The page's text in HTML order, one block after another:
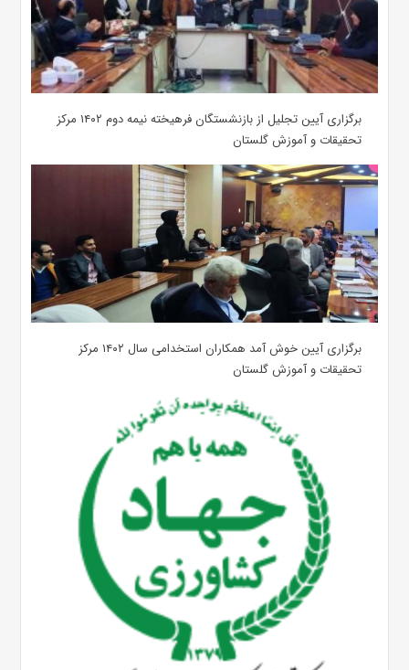
برگزاری آیین تجلیل از بازنشستگان فرهیخته نیمه دوم ۱۴۰۲ مرکز
تحقیقات و آموزش گلستان
برگزاری آیین خوش آمد همکاران استخدامی سال ۱۴۰۲ مرکز
تحقیقات و آموزش گلستان